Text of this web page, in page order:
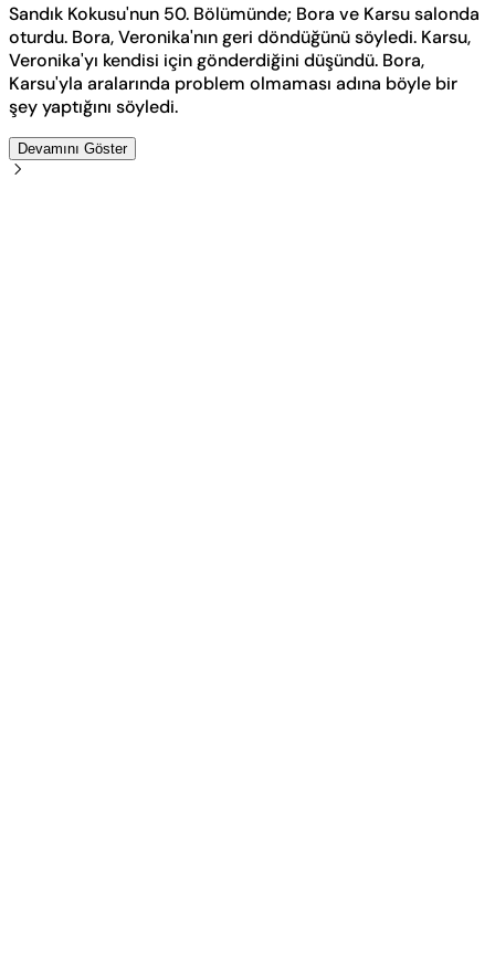
Sandık Kokusu'nun 50. Bölümünde; Bora ve Karsu salonda
oturdu. Bora, Veronika'nın geri döndüğünü söyledi. Karsu,
Veronika'yı kendisi için gönderdiğini düşündü. Bora,
Karsu'yla aralarında problem olmaması adına böyle bir
şey yaptığını söyledi.
Devamını Göster